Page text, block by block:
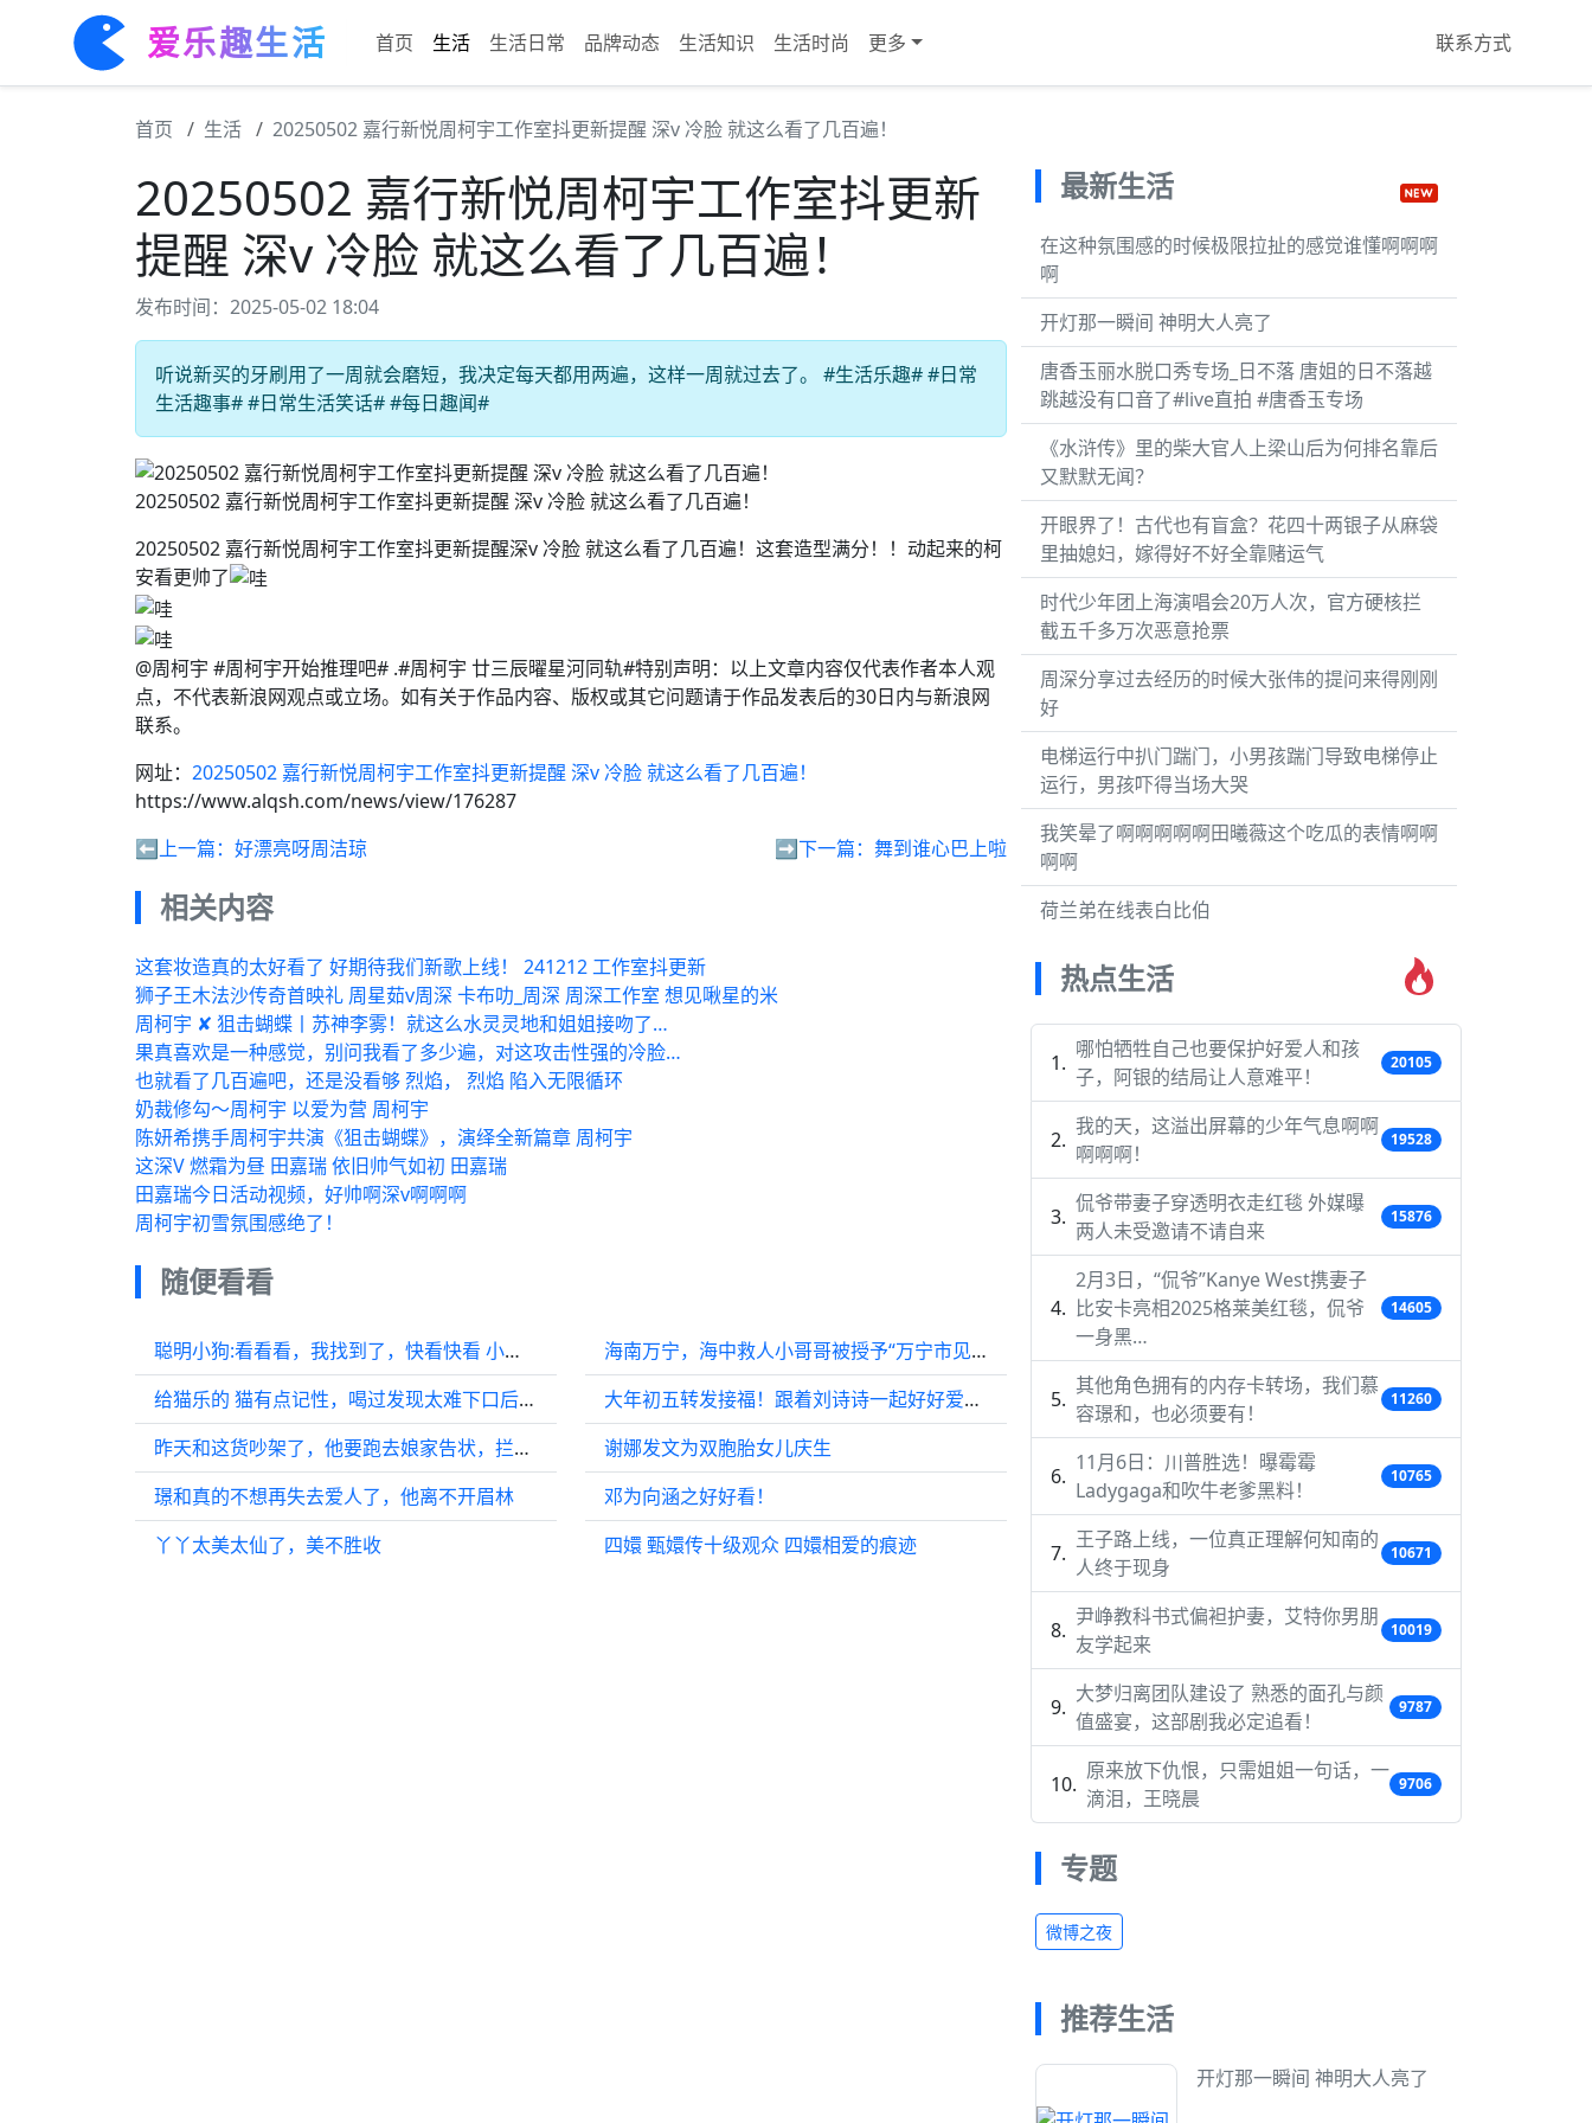
爱乐趣生活 首页 生活 生活日常 品牌动态 生活知识 生活时尚 更多 联系方式
首页 生活 20250502 嘉行新悦周柯宇工作室抖更新提醒 深v 冷脸 就这么看了几百遍！
20250502 嘉行新悦周柯宇工作室抖更新
提醒 深v 冷脸 就这么看了几百遍！
发布时间：2025-05-02 18:04
听说新买的牙刷用了一周就会磨短，我决定每天都用两遍，这样一周就过去了。 #生活乐趣# #日常
生活趣事# #日常生活笑话# #每日趣闻#
20250502 嘉行新悦周柯宇工作室抖更新提醒 深v 冷脸 就这么看了几百遍！
20250502 嘉行新悦周柯宇工作室抖更新提醒深v 冷脸 就这么看了几百遍！这套造型满分！！动起来的柯
安看更帅了
@周柯宇 #周柯宇开始推理吧# .#周柯宇 廿三辰曜星河同轨#特别声明：以上文章内容仅代表作者本人观
点，不代表新浪网观点或立场。如有关于作品内容、版权或其它问题请于作品发表后的30日内与新浪网
联系。
网址： 20250502 嘉行新悦周柯宇工作室抖更新提醒 深v 冷脸 就这么看了几百遍！
https://www.alqsh.com/news/view/176287
⬅️上一篇： 好漂亮呀周洁琼 ➡️下一篇： 舞到谁心巴上啦
相关内容
这套妆造真的太好看了 好期待我们新歌上线！ 241212 工作室抖更新
狮子王木法沙传奇首映礼 周星茹v周深 卡布叻_周深 周深工作室 想见啾星的米
周柯宇 ✘ 狙击蝴蝶丨苏神李雾！就这么水灵灵地和姐姐接吻了…
果真喜欢是一种感觉，别问我看了多少遍，对这攻击性强的冷脸…
也就看了几百遍吧，还是没看够 烈焰， 烈焰 陷入无限循环
奶裁修勾～周柯宇 以爱为营 周柯宇
陈妍希携手周柯宇共演《狙击蝴蝶》，演绎全新篇章 周柯宇
这深V 燃霜为昼 田嘉瑞 依旧帅气如初 田嘉瑞
田嘉瑞今日活动视频，好帅啊深v啊啊啊
周柯宇初雪氛围感绝了！
随便看看
聪明小狗:看看看，我找到了，快看快看 小狗有没有人跟你说过…
给猫乐的 猫有点记性，喝过发现太难下口后，就没有刻意超过分贝过…
昨天和这货吵架了，他要跑去娘家告状，拦都拦不住…
璟和真的不想再失去爱人了，他离不开眉林
丫丫太美太仙了，美不胜收
海南万宁，海中救人小哥哥被授予“万宁市见义勇为积极分子”荣誉称号
大年初五转发接福！跟着刘诗诗一起好好爱自己
谢娜发文为双胞胎女儿庆生
邓为向涵之好好看！
四嬛 甄嬛传十级观众 四嬛相爱的痕迹
最新生活
在这种氛围感的时候极限拉扯的感觉谁懂啊啊啊
啊
开灯那一瞬间 神明大人亮了
唐香玉丽水脱口秀专场_日不落 唐姐的日不落越
跳越没有口音了#live直拍 #唐香玉专场
《水浒传》里的柴大官人上梁山后为何排名靠后
又默默无闻？
开眼界了！古代也有盲盒？花四十两银子从麻袋
里抽媳妇，嫁得好不好全靠赌运气
时代少年团上海演唱会20万人次，官方硬核拦
截五千多万次恶意抢票
周深分享过去经历的时候大张伟的提问来得刚刚
好
电梯运行中扒门踹门，小男孩踹门导致电梯停止
运行，男孩吓得当场大哭
我笑晕了啊啊啊啊啊田曦薇这个吃瓜的表情啊啊
啊啊
荷兰弟在线表白比伯
热点生活
哪怕牺牲自己也要保护好爱人和孩
子，阿银的结局让人意难平！
20105
我的天，这溢出屏幕的少年气息啊啊
啊啊啊！
19528
侃爷带妻子穿透明衣走红毯 外媒曝
两人未受邀请不请自来
15876
2月3日，“侃爷”Kanye West携妻子
比安卡亮相2025格莱美红毯，侃爷
一身黑…
14605
其他角色拥有的内存卡转场，我们慕
容璟和，也必须要有！
11260
11月6日：川普胜选！曝霉霉
Ladygaga和吹牛老爹黑料！
10765
王子路上线，一位真正理解何知南的
人终于现身
10671
尹峥教科书式偏袒护妻，艾特你男朋
友学起来
10019
大梦归离团队建设了 熟悉的面孔与颜
值盛宴，这部剧我必定追看！
9787
原来放下仇恨，只需姐姐一句话，一
滴泪，王晓晨
9706
专题
微博之夜
推荐生活
开灯那一瞬间 神明大人亮了